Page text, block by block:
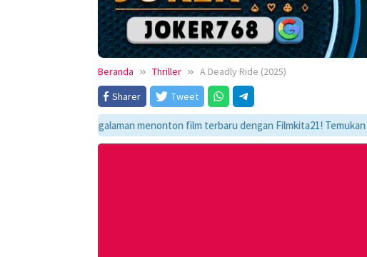
Beranda Thriller
A Deadly Ride (2025)
Sharer
Tweet
pengalaman menonton film terbaru dengan Filmkita21! Temukan link